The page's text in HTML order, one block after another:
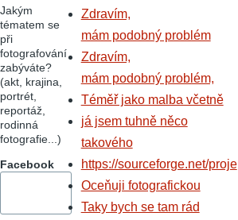
Jakým
tématem se
při
fotografování
zabýváte?
(akt, krajina,
portrét,
reportáž,
rodinná
fotografie...)
Facebook
Zdravím,
mám podobný problém
Zdravím,
mám podobný problém,
Téměř jako malba včetně
já jsem tuhně něco
takového
https://sourceforge.net/proje
Oceňuji fotografickou
Taky bych se tam rád